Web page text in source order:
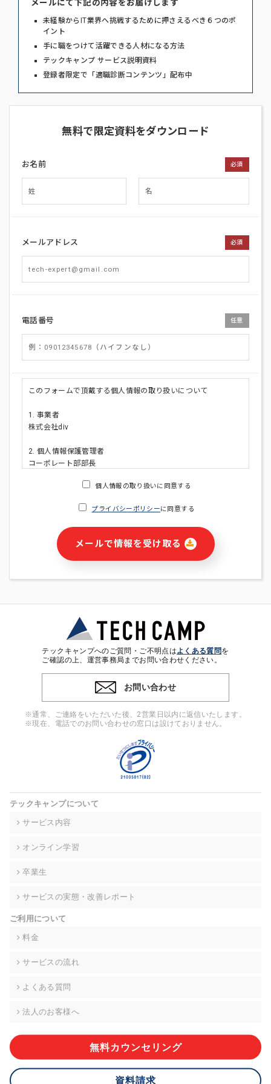
メールにて下記の内容をお届けします
未経験からIT業界へ挑戦するために押さえるべき６つのポ
イント
手に職をつけて活躍できる人材になる方法
テックキャンプ サービス説明資料
登録者限定で「適職診断コンテンツ」配布中
無料で限定資料をダウンロード
お名前 必須
メールアドレス 必須
電話番号 任意
このフォームで頂戴する個人情報の取り扱いについて
1. 事業者
株式会社div
2. 個人情報保護管理者
コーポレート部部長
・ご請求された資料の送付のため
・本サービス及び本サービスに関連する情報(当社及び第三者の
サービス又は商品等の広告配信・宣伝を含みますが、それらに
・個人(法人の場合は担当者)を識別できない形式に加工した統
計情報の作成および利用
※上記の利用目的に基づいた本人への連絡及び配信について
4. 個人情報の第三者提供
ンをとるために、氏名等の一部の情報をサービス内で使用する
チャットツールで発信することにより、本サービスの他の利用
者等に提供することがあります。
当社は事業運営上、前項利用目的の範囲に限って個人情報を外
高い委託先を選定し、個人情報の適正管理・機密保持について
個人情報の開示等(利用目的の通知、開示、内容の訂正・追加・
て、下記の当社問合わせ窓口に申し出ることができます。その
的な期間内に対応いたします。ただし、申請が本人確認が不可
により、ご希望に添えない場合があります。 なお、アクセスロ
グなどの個人情報以外の情報については、原則として開示等は
株式会社div 個人情報問合せ窓口
メールアドレス:privacy_policy@di-v.co.jp
ご本人様が当社に個人情報を提供されるかどうかは任意による
応ができない場合があります。
個人情報の取り扱いに同意する
プライバシーポリシーに同意する
メールで情報を受け取る
テックキャンプへのご質問・ご不明点はよくある質問を
ご確認の上、運営事務局までお問い合わせください。
お問い合わせ
※通常、ご連絡をいただいた後、2営業日以内に返信いたします。
※現在、電話でのお問い合わせの窓口は設けておりません。
テックキャンプについて
サービス内容
オンライン学習
卒業生
サービスの実態・改善レポート
ご利用について
料金
サービスの流れ
よくある質問
法人のお客様へ
無料カウンセリング
資料請求